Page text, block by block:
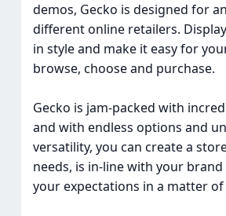
demos, Gecko is designed for
different online retailers.
in style and make it easy for
browse, choose and purchase.
Gecko is jam-packed with
and with endless options and
versatility, you can create a
needs, is in-line with your brand
your expectations in a matter of